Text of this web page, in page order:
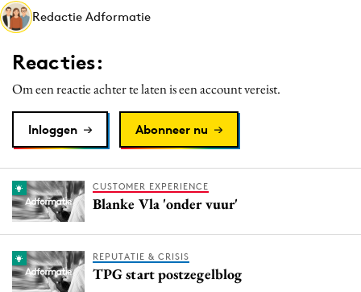
Media
Merkstrategie
PR
Programmatic
Reputatie & crisis
Redactie Adformatie
Reacties:
Om een reactie achter te laten is een account vereist.
Inloggen Abonneer nu
CUSTOMER EXPERIENCE
Blanke Vla 'onder vuur'
REPUTATIE & CRISIS
TPG start postzegelblog